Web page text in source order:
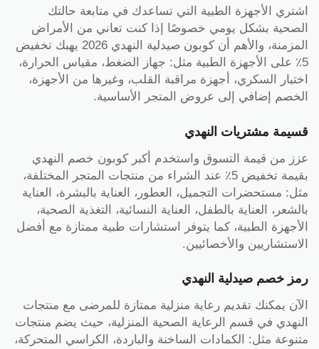
اشتري الأجهزة الطبية التي تساعدك في متابعة حالتك
الصحية بشكل يومي خصوصًا إذا كنت تعاني من الأمراض
المزمنة، والأهم أن كوبون صيدلية النهدي 2026 يهبك تخفيض
5٪ على الأجهزة الطبية مثل: جهاز الضغط، مقياس الحرارة،
اختبار السكري، أجهزة مراقبة القلب، وغيرها من الأجهزة،
الخصم إضافي إلى عروض المتجر الأساسية.
قسيمة مشتريات النهدي
عزز من قيمة التسوق واستخدم أكبر كوبون خصم النهدي
بقيمة تخفيض 5٪ عند الشراء من منتجات المتجر المختلفة،
مثل: مستحضرات التجميل، العطور، العناية بالبشرة، العناية
بالشعر، العناية بالطفل، العناية النسائية، التغذية الصحية،
الأجهزة الطبية، كما يتوفر استشارات طبية ممتازة مع أفضل
الاستشاريين والأخصائيين.
رمز خصم صيدلية النهدي
الآن يمكنك تقديم رعاية منزلية ممتازة للمرضى مع منتجات
النهدي في قسم الرعاية الصحية المنزلية، حيث يضم منتجات
متنوعة مثل: الكمادات الساخنة والباردة، الكراسي المتحركة،